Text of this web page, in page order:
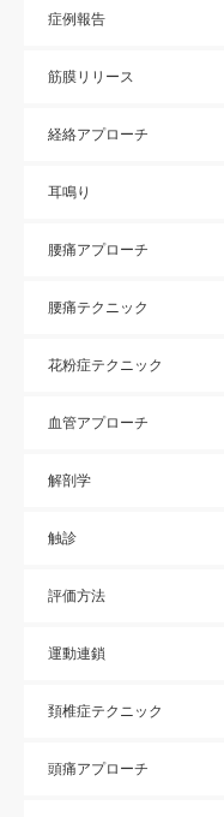
症例報告
筋膜リリース
経絡アプローチ
耳鳴り
腰痛アプローチ
腰痛テクニック
花粉症テクニック
血管アプローチ
解剖学
触診
評価方法
運動連鎖
頚椎症テクニック
頭痛アプローチ